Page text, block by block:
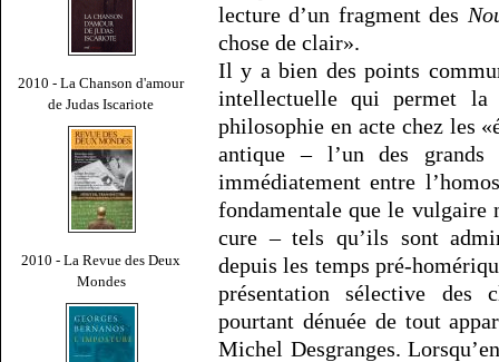
2010 - La Chanson d'amour
de Judas Iscariote
2010 - La Revue des Deux
Mondes
lecture d’un fragment des
chose de clair».
Il y a bien des points
intellectuelle qui permet la
philosophie en acte chez les
antique – l’un des
immédiatement entre
fondamentale que le vulgaire
cure – tels qu’ils sont
depuis les temps pré-
présentation sélective des
pourtant dénuée de tout
Michel Desgranges.